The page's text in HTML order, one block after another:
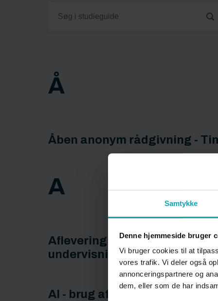
Samtykke
Denne hjemmeside bruger
Vi bruger cookies til at
vores trafik. Vi deler også
annonceringspartnere og
dem, eller som de har
Å
Åben anonym rådgivning -
A
Aflevering af opgaver og
undervisningen
AI - brug af generativ kunstig